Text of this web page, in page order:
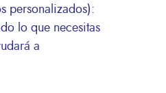
personalizados):
lo que necesitas
a